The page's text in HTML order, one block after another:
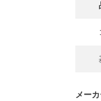
メー